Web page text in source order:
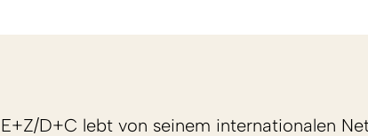
E+Z/D+C lebt von seinem internationalen